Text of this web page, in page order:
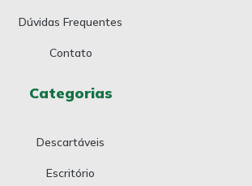
Dúvidas Frequentes
Contato
Categorias
Descartáveis
Escritório